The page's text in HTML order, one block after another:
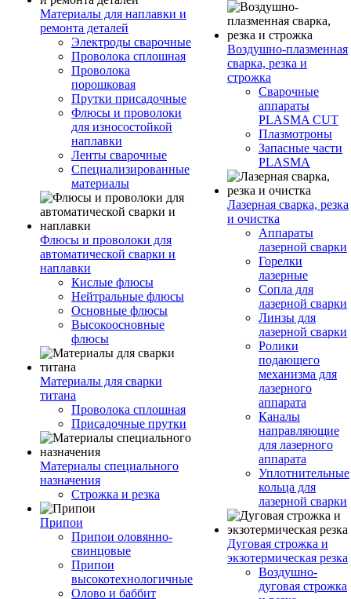
Материалы для наплавки и
ремонта деталей
Электроды сварочные
Проволока сплошная
Проволока
порошковая
Прутки присадочные
Флюсы и проволоки
для износостойкой
наплавки
Ленты сварочные
Специализированные
материалы
Флюсы и проволоки для
автоматической сварки и
наплавки
Кислые флюсы
Нейтральные флюсы
Основные флюсы
Высокоосновные
флюсы
Материалы для сварки
титана
Проволока сплошная
Присадочные прутки
Материалы специального
назначения
Строжка и резка
Припои
Припои оловянно-
свинцовые
Припои
высокотехнологичные
Олово и баббит
Воздушно-плазменная
сварка, резка и
строжка
Сварочные
аппараты
PLASMA CUT
Плазмотроны
Запасные части
PLASMA
Лазерная сварка, резка
и очистка
Аппараты
лазерной сварки
Горелки
лазерные
Сопла для
лазерной сварки
Линзы для
лазерной сварки
Ролики
подающего
механизма для
лазерного
аппарата
Каналы
направляющие
для лазерного
аппарата
Уплотнительные
кольца для
лазерной сварки
Дуговая строжка и
экзотермическая резка
Воздушно-
дуговая строжка